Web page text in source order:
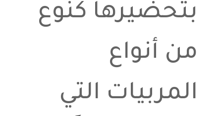
بتحضيرها كنوع
من أنواع
المربيات التي